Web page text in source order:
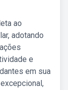
ao
adotando
e
em sua